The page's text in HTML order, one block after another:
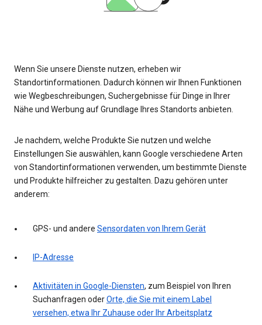
Wenn Sie unsere Dienste nutzen, erheben wir
Standortinformationen. Dadurch können wir Ihnen Funktionen
wie Wegbeschreibungen, Suchergebnisse für Dinge in Ihrer
Nähe und Werbung auf Grundlage Ihres Standorts anbieten.
Je nachdem, welche Produkte Sie nutzen und welche
Einstellungen Sie auswählen, kann Google verschiedene Arten
von Standortinformationen verwenden, um bestimmte Dienste
und Produkte hilfreicher zu gestalten. Dazu gehören unter
anderem:
GPS- und andere Sensordaten von Ihrem Gerät
IP-Adresse
Aktivitäten in Google-Diensten, zum Beispiel von Ihren
Suchanfragen oderOrte, die Sie mit einem Label
versehen, etwa Ihr Zuhause oder Ihr Arbeitsplatz